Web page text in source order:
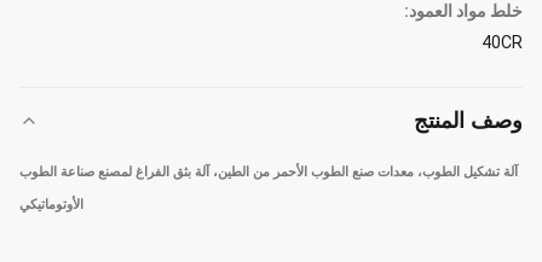
خلط مواد العمود:
40CR
وصف المنتج
آلة تشكيل الطوب، معدات صنع الطوب الأحمر من الطين، آلة بثق الفراغ لمصنع صناعة الطوب
الأوتوماتيكي